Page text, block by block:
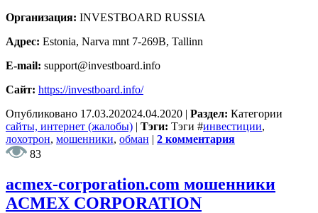
Организация: INVESTBOARD RUSSIA
Адрес: Estonia, Narva mnt 7-269B, Tallinn
E-mail: support@investboard.info
Сайт: https://investboard.info/
Опубликовано 17.03.202024.04.2020 | Раздел: Категории
сайты, интернет (жалобы) | Тэги: Тэги #инвестиции,
лохотрон, мошенники, обман | 2 комментария
83
acmex-corporation.com мошенники
ACMEX CORPORATION